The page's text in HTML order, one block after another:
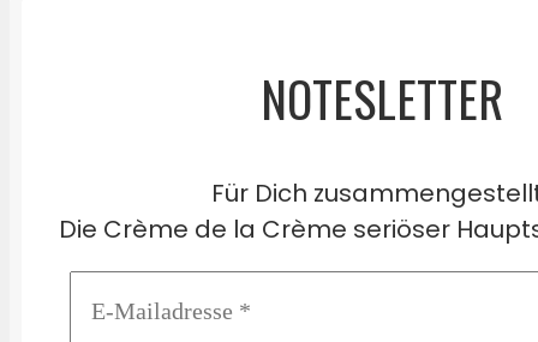
NOTESLETTER
Für Dich
Die Crème de la Crème seriöser